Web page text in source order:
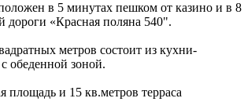
в 5 минутах пешком от казино и в 8
дороги «Красная поляна 540".
метров состоит из кухни-
обеденной зоной.
площадь и 15 кв.метров терраса